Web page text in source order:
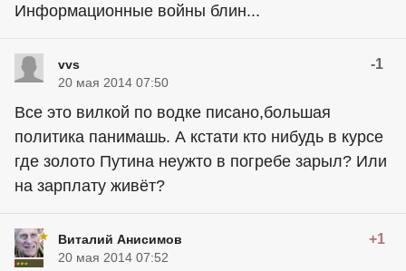
Информационные войны блин...
vvs -1
20 мая 2014 07:50
Все это вилкой по водке писано,большая
политика панимашь. А кстати кто нибудь в курсе
где золото Путина неужто в погребе зарыл? Или
на зарплату живёт?
Виталий Анисимов +1
20 мая 2014 07:52